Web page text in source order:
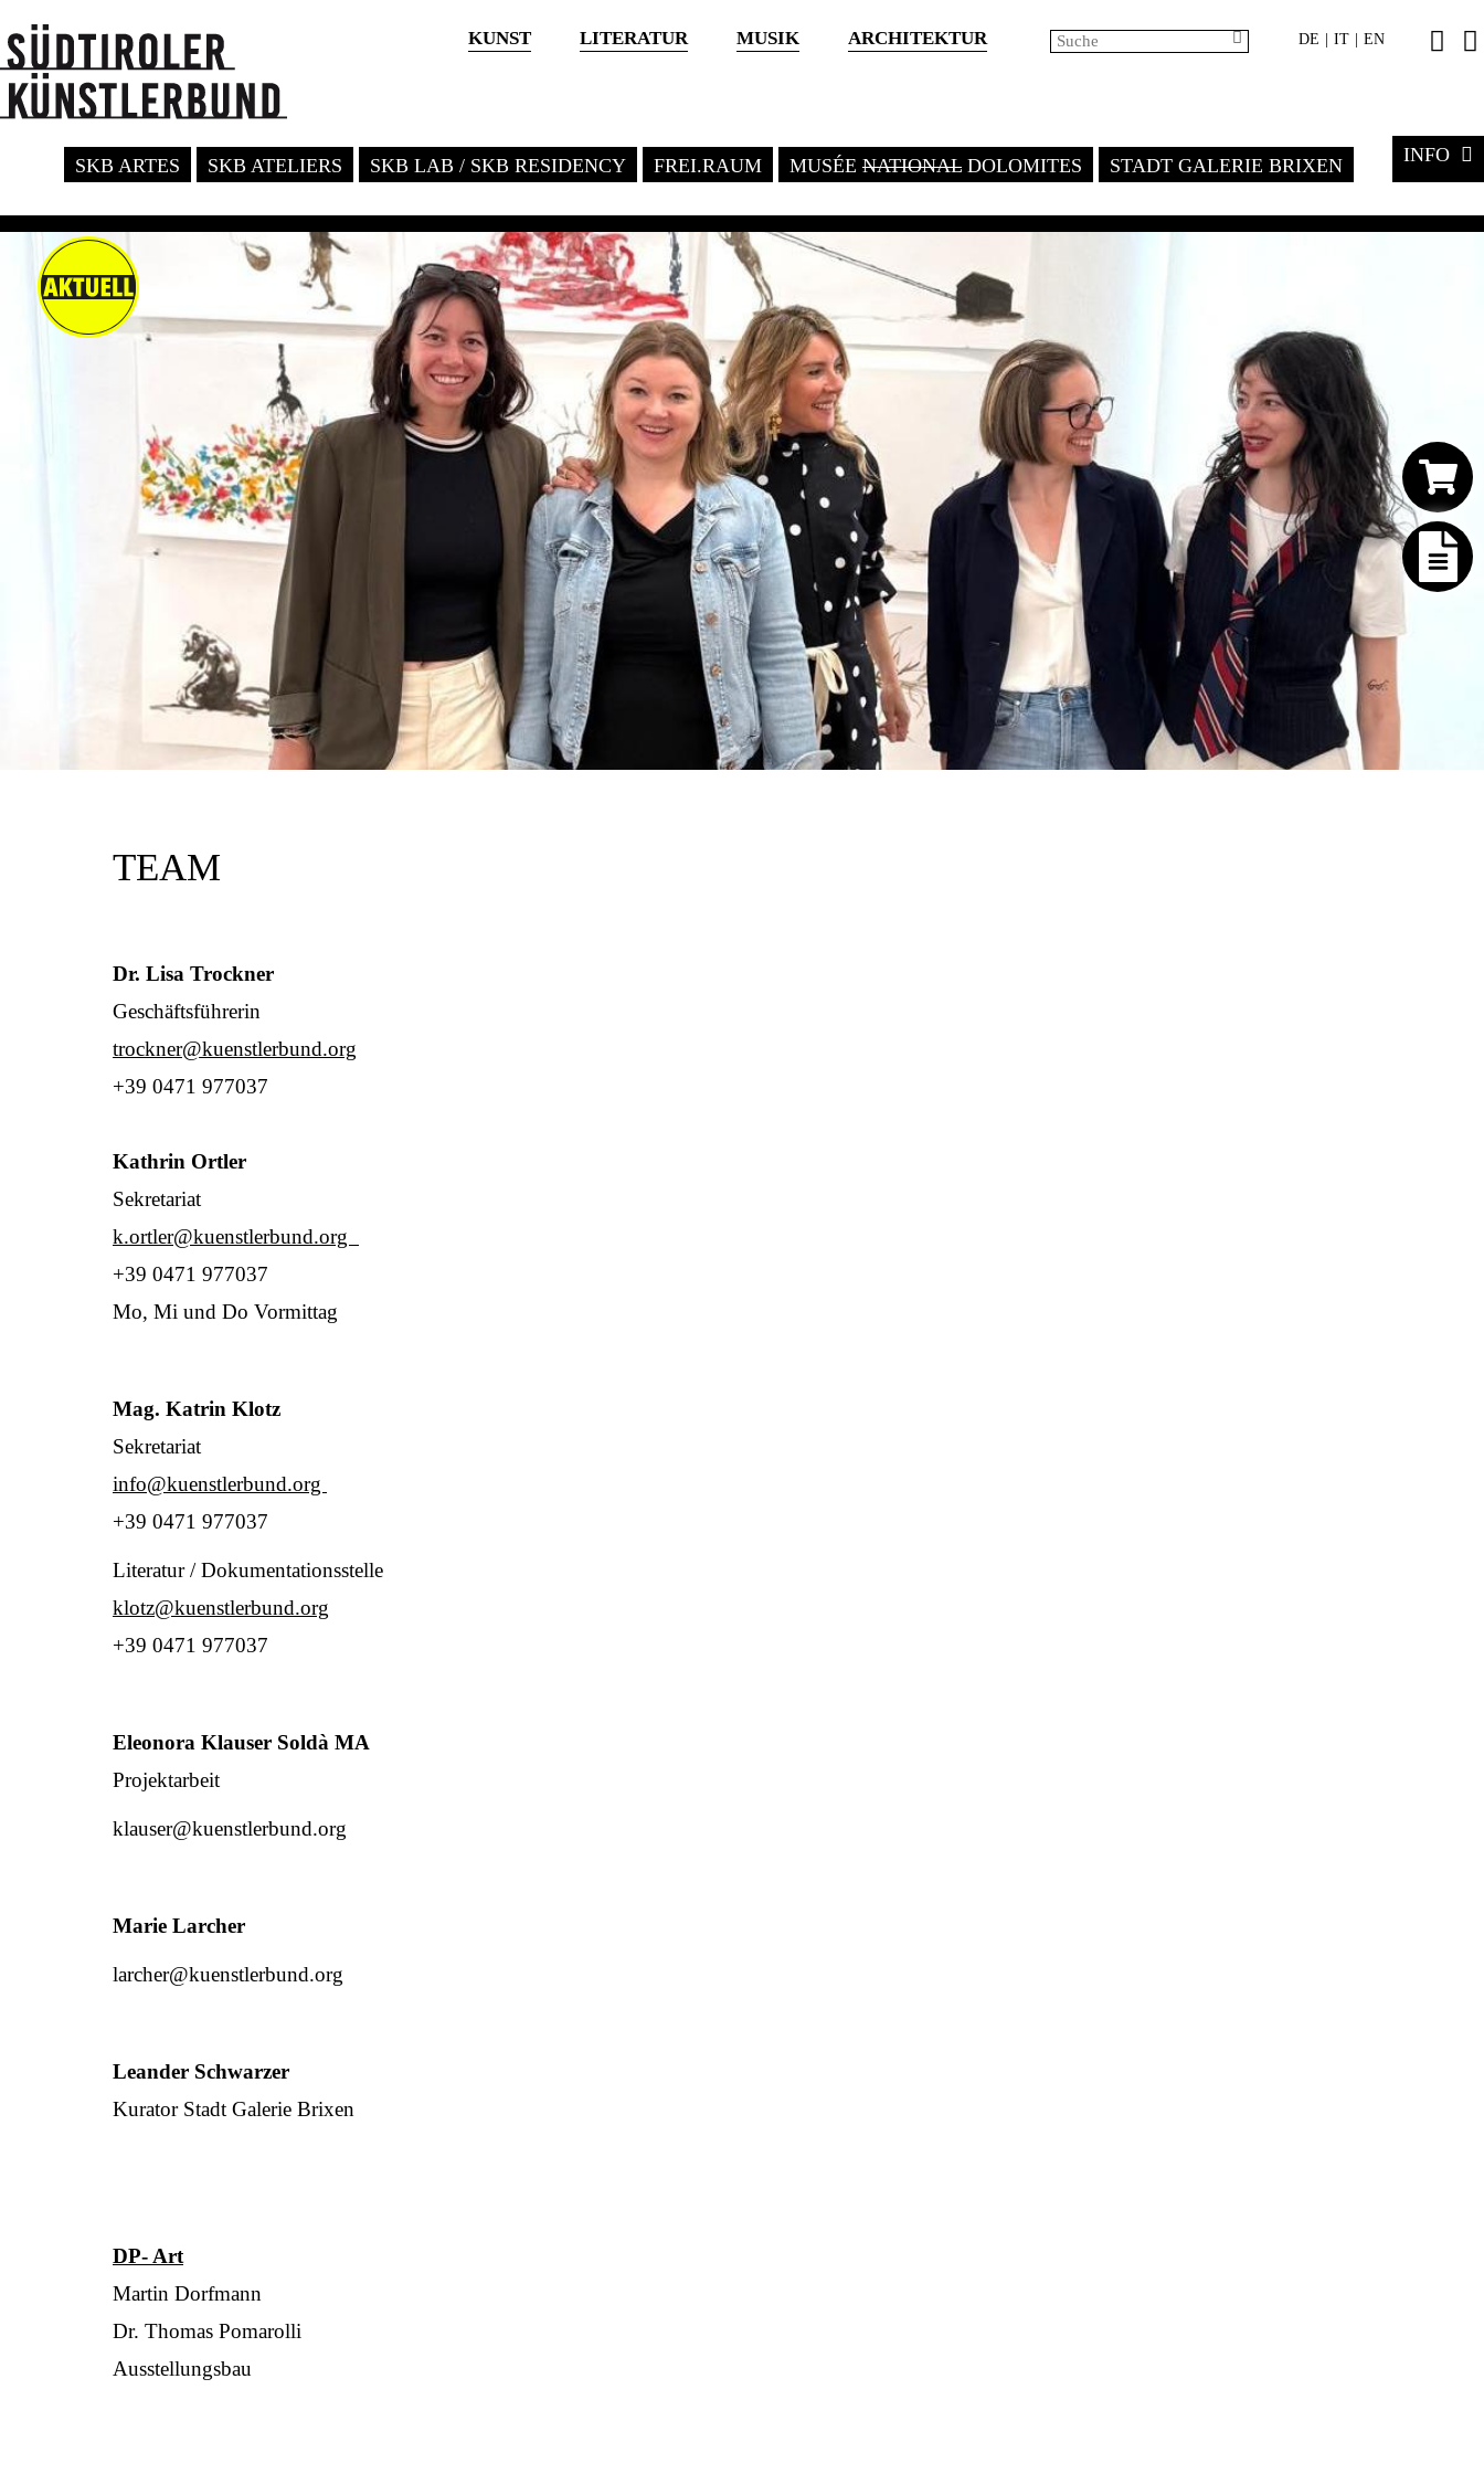
KUNST LITERATUR MUSIK ARCHITEKTUR DE IT EN
SKB ARTES SKB ATELIERS SKB LAB / SKB RESIDENCY FREI.RAUM MUSÉE NATIONAL DOLOMITES STADT GALERIE BRIXEN INFO
TEAM
Dr. Lisa Trockner
Geschäftsführerin
trockner@kuenstlerbund.org
+39 0471 977037
Kathrin Ortler
Sekretariat
k.ortler@kuenstlerbund.org
+39 0471 977037
Mo, Mi und Do Vormittag
Mag. Katrin Klotz
Sekretariat
info@kuenstlerbund.org
+39 0471 977037
Literatur / Dokumentationsstelle
klotz@kuenstlerbund.org
+39 0471 977037
Eleonora Klauser Soldà MA
Projektarbeit
klauser@kuenstlerbund.org
Marie Larcher
larcher@kuenstlerbund.org
Leander Schwarzer
Kurator Stadt Galerie Brixen
DP- Art
Martin Dorfmann
Dr. Thomas Pomarolli
Ausstellungsbau